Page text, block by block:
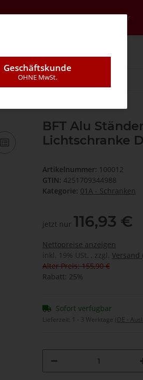
Montageleistungen Newsletter
BFT Alu
Lichtschranke
Artikelnummer: 100012
GTIN: 4251709344988
Kategorie: 01A - Schranken
jetzt nur 116,93 €
Nettopreise anzeigen
inkl. 19% USt. , zzgl. Versand
Alter Preis: 155,90 €
Rabatt: 25%
Sofort verfügbar
Lieferzeit: 1 - 3 Werktage (DE -
Geschäftskunde
OHNE MwSt.